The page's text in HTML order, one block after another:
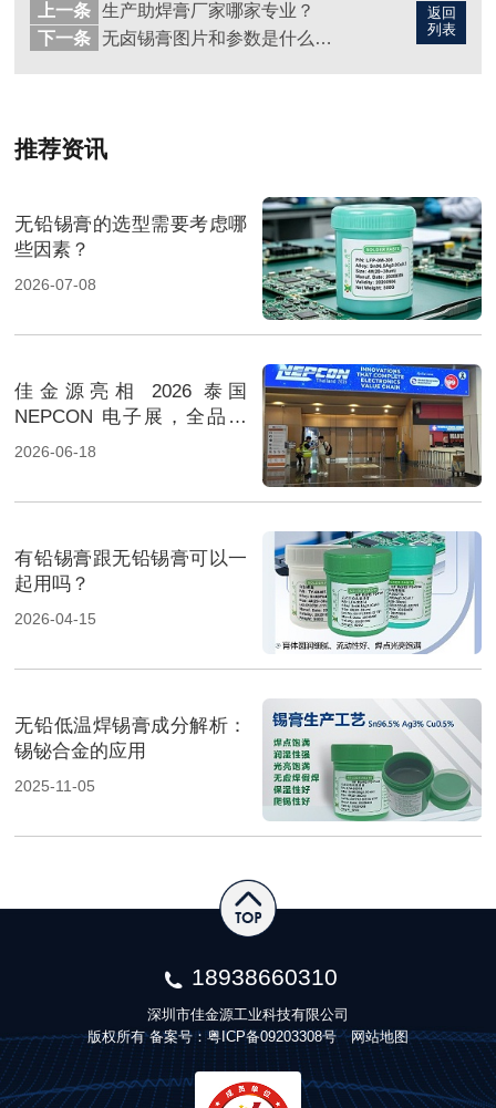
返回
列表
上一条
生产助焊膏厂家哪家专业？
下一条
无卤锡膏图片和参数是什么样的？
推荐资讯
无铅锡膏的选型需要考虑哪
些因素？
2026-07-08
佳金源亮相 2026 泰国
NEPCON 电子展，全品类
焊料重磅展出，高性能锡膏
2026-06-18
有铅锡膏跟无铅锡膏可以一
起用吗？
2026-04-15
无铅低温焊锡膏成分解析：
锡铋合金的应用
2025-11-05
18938660310
深圳市佳金源工业科技有限公司
版权所有 备案号：粤ICP备09203308号 网站地图